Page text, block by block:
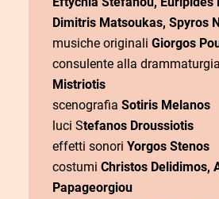
Dimitris Matsoukas, Spyros
musiche originali Giorgos
consulente alla drammaturgia
Mistriotis
scenografia Sotiris Melanos
luci Stefanos Droussiotis
effetti sonori Yorgos Stenos
costumi Christos Delidimos,
Papageorgiou